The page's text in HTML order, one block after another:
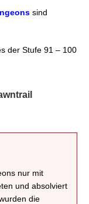
sind
der Stufe 91 – 100
nur mit
und absolviert
die